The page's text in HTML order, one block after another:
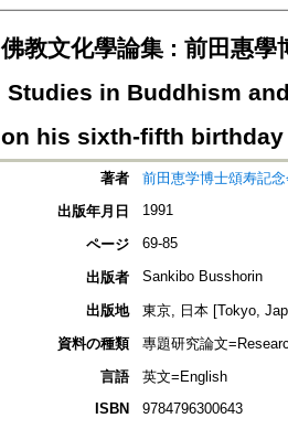
佛教文化學論集 : 前田惠學
Studies in Buddhism
on his sixth-fifth birthday
著者
前田恵学博士頌寿記
出版年月日
1991
ページ 69-85
出版者 Sankibo Busshorin
出版地
東京, 日本 [Tokyo,
資料の種類
專題研究論文
言語
英文=English
ISBN
9784796300643